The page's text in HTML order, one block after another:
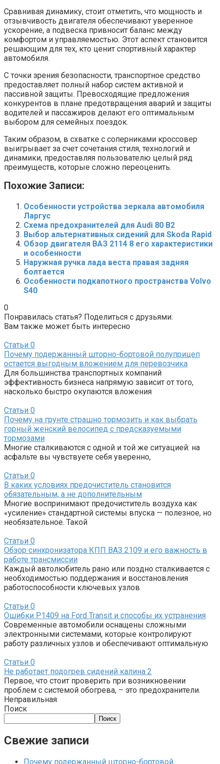
Сравнивая динамику, стоит отметить, что мощность и
отзывчивость двигателя обеспечивают уверенное
ускорение, а подвеска привносит баланс между
комфортом и управляемостью. Этот аспект становится
решающим для тех, кто ценит спортивный характер
автомобиля.
С точки зрения безопасности, транспортное средство
предоставляет полный набор систем активной и
пассивной защиты. Превосходящие предложения
конкурентов в плане предотвращения аварий и защиты
водителей и пассажиров делают его оптимальным
выбором для семейных поездок.
Таким образом, в схватке с соперниками кроссовер
выигрывает за счет сочетания стиля, технологий и
динамики, предоставляя пользователю целый ряд
преимуществ, которые сложно переоценить.
Похожие Записи:
Особенности устройства зеркала автомобиля
Ларгус
Схема предохранителей для Audi 80 B2
Выбор альтернативных сидений для Skoda Rapid
Обзор двигателя ВАЗ 2114 8 его характеристики
и особенности
Наружная ручка лада веста правая задняя
болтается
Особенности подкапотного пространства Volvo
S40
0
Понравилась статья? Поделиться с друзьями:
Вам также может быть интересно
Статьи 0
Почему подержанный шторно-бортовой полуприцеп
остается выгодным вложением для перевозчика
Для большинства транспортных компаний
эффективность бизнеса напрямую зависит от того,
насколько быстро окупаются вложения
Статьи 0
Почему на грунте страшно тормозить и как выбрать
горный женский велосипед с предсказуемыми
тормозами
Многие сталкиваются с одной и той же ситуацией: на
асфальте вы чувствуете себя уверенно,
Статьи 0
В каких условиях предочиститель становится
обязательным, а не дополнительным
Многие воспринимают предочиститель воздуха как
«усиление» стандартной системы впуска — полезное, но
необязательное. Такой
Статьи 0
Обзор синхронизатора КПП ВАЗ 2109 и его важность в
работе трансмиссии
Каждый автолюбитель рано или поздно сталкивается с
необходимостью поддержания и восстановления
работоспособности ключевых узлов
Статьи 0
Ошибки P1409 на Ford Transit и способы их устранения
Современные автомобили оснащены сложными
электронными системами, которые контролируют
работу различных узлов и обеспечивают оптимальную
Статьи 0
Не работает подогрев сидений калина 2
Первое, что стоит проверить при возникновении
проблем с системой обогрева, – это предохранители.
Неправильная
Поиск
Поиск
Свежие записи
Почему подержанный шторно-бортовой